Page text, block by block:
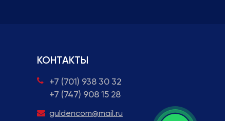
КОНТАКТЫ
+7 (701) 938 30 32
+7 (747) 908 15 28
guldencom@mail.ru